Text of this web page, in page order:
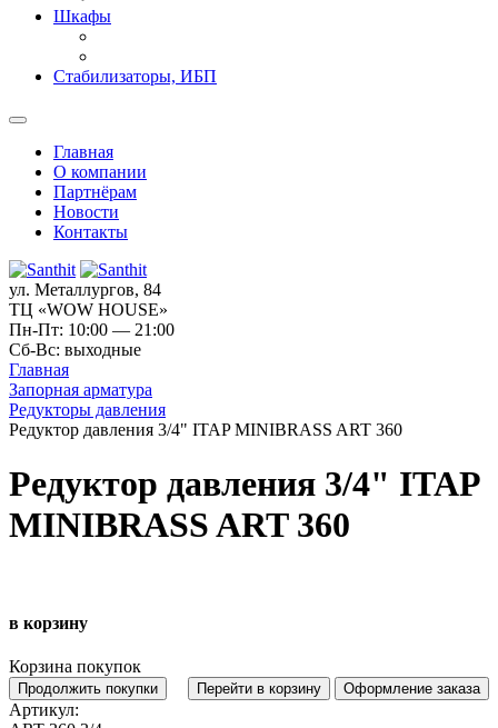
Шкафы
Стабилизаторы, ИБП
Главная
О компании
Партнёрам
Новости
Контакты
ул. Металлургов, 84
ТЦ «WOW HOUSE»
Пн-Пт: 10:00 — 21:00
Сб-Вс: выходные
Главная
Запорная арматура
Редукторы давления
Редуктор давления 3/4" ITAP MINIBRASS ART 360
Редуктор давления 3/4" ITAP
MINIBRASS ART 360
в корзину
Корзина покупок
Продолжить покупки Перейти в корзину Оформление заказа
Артикул: